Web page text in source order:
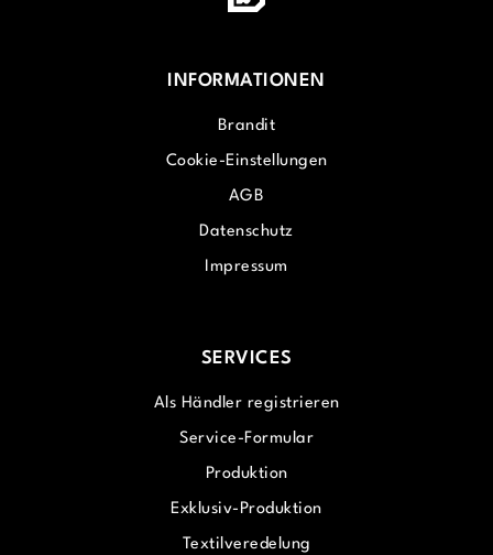
INFORMATIONEN
Brandit
Cookie-Einstellungen
AGB
Datenschutz
Impressum
SERVICES
Als Händler registrieren
Service-Formular
Produktion
Exklusiv-Produktion
Textilveredelung